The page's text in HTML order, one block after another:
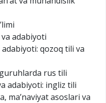
va adabiyoti
adabiyoti: qozoq tili va
guruhlarda rus tili
adabiyoti: ingliz tili
ma’naviyat asoslari va